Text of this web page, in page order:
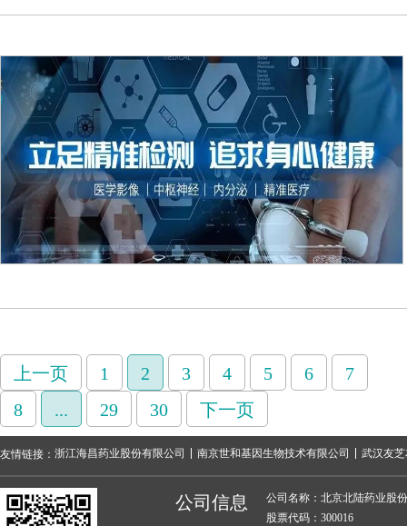
上一页 1 2 3 4 5 6
7
8
... 29 30 下一页
友情链接： 浙江海昌药业股份有限公司 南京世和基因生物技术有限公司 武汉友
公司信息
公司名称：北京北陆药业股
股票代码：300016